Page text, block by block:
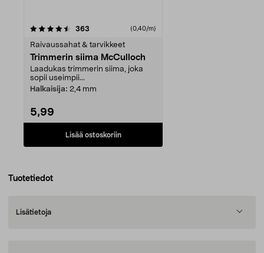
363 (0,40/m)
Raivaussahat & tarvikkeet
Trimmerin siima McCulloch
Laadukas trimmerin siima, joka
sopii useimpii...
Halkaisija: 2,4 mm
5,99
Lisää ostoskoriin
Tuotetiedot
Lisätietoja